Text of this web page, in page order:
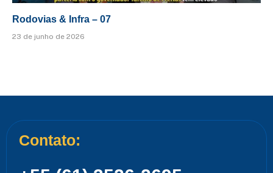
Rodovias & Infra – 07
23 de junho de 2026
Contato: